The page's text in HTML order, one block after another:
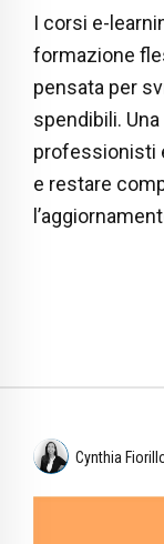
I corsi e-
formazione
pensata per
spendibili.
professionisti
e restare
Cynthia